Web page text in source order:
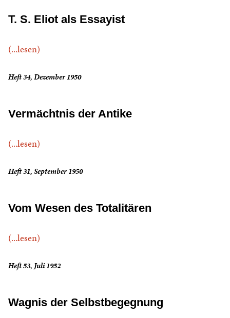
T. S. Eliot als Essayist
(...lesen)
Heft 34, Dezember 1950
Vermächtnis der Antike
(...lesen)
Heft 31, September 1950
Vom Wesen des Totalitären
(...lesen)
Heft 53, Juli 1952
Wagnis der Selbstbegegnung